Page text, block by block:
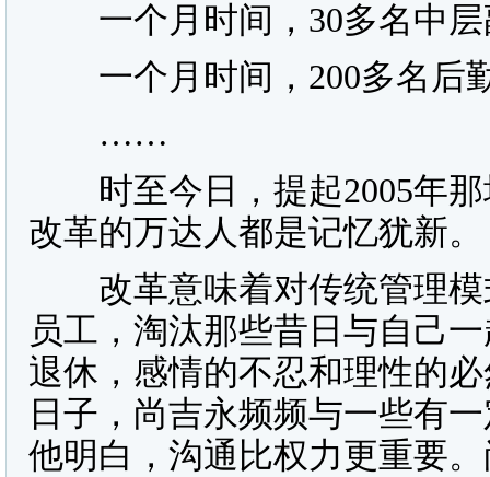
一个月时间，30多名中层
一个月时间，200多名后
……
时至今日，提起2005年那
改革的万达人都是记忆犹新。
改革意味着对传统管理模
员工，淘汰那些昔日与自己
退休，感情的不忍和理性的
日子，尚吉永频频与一些有
他明白，沟通比权力更重要